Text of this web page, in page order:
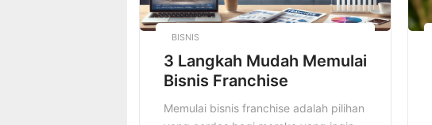
BISNIS
3 Langkah Mudah Memulai
Bisnis Franchise
Memulai bisnis franchise adalah pilihan